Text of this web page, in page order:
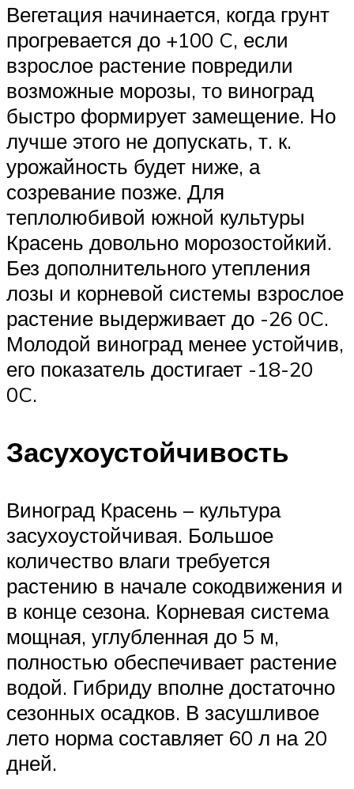
Вегетация начинается, когда грунт
прогревается до +100 C, если
взрослое растение повредили
возможные морозы, то виноград
быстро формирует замещение. Но
лучше этого не допускать, т. к.
урожайность будет ниже, а
созревание позже. Для
теплолюбивой южной культуры
Красень довольно морозостойкий.
Без дополнительного утепления
лозы и корневой системы взрослое
растение выдерживает до -26 0C.
Молодой виноград менее устойчив,
его показатель достигает -18-20
0C.
Засухоустойчивость
Виноград Красень – культура
засухоустойчивая. Большое
количество влаги требуется
растению в начале сокодвижения и
в конце сезона. Корневая система
мощная, углубленная до 5 м,
полностью обеспечивает растение
водой. Гибриду вполне достаточно
сезонных осадков. В засушливое
лето норма составляет 60 л на 20
дней.